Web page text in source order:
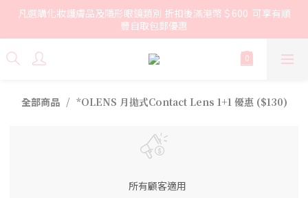
凡選購化妝護膚品及隱形眼鏡類別 折扣後滿港幣＄600  可享有順
豐自取包郵優惠
全部商品 *OLENS 月拋式Contact Lens 1+1 優惠 ($130)
所有顧客適用